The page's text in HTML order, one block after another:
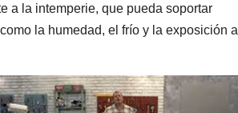
a la intemperie, que pueda soportar
la humedad, el frío y la exposición a